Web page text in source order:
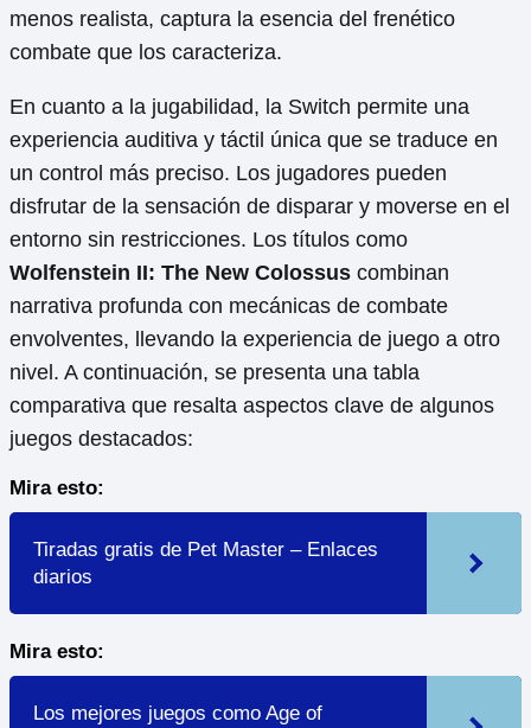
menos realista, captura la esencia del frenético
combate que los caracteriza.
En cuanto a la jugabilidad, la Switch permite una
experiencia auditiva y táctil única que se traduce en
un control más preciso. Los jugadores pueden
disfrutar de la sensación de disparar y moverse en el
entorno sin restricciones. Los títulos como
Wolfenstein II: The New Colossus combinan
narrativa profunda con mecánicas de combate
envolventes, llevando la experiencia de juego a otro
nivel. A continuación, se presenta una tabla
comparativa que resalta aspectos clave de algunos
juegos destacados:
Mira esto:
Tiradas gratis de Pet Master – Enlaces
diarios
Mira esto:
Los mejores juegos como Age of